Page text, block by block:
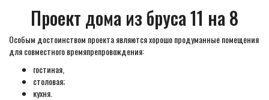
Проект дома из бруса 11 на 8
Особым достоинством проекта являются хорошо продуманные помещения
для совместного времяпрепровождения:
гостиная,
столовая;
кухня.